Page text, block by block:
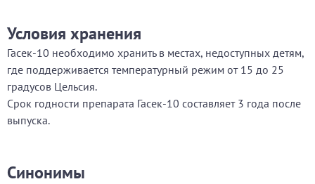
Условия хранения
Гасек-10 необходимо хранить в местах, недоступных детям,
где поддерживается температурный режим от 15 до 25
градусов Цельсия.
Срок годности препарата Гасек-10 составляет 3 года после
выпуска.
Синонимы